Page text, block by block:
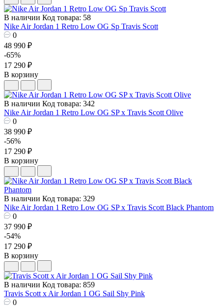
В наличии Код товара: 58
Nike Air Jordan 1 Retro Low OG Sp Travis Scott
0
48 990 ₽
-65%
17 290 ₽
В корзину
В наличии Код товара: 342
Nike Air Jordan 1 Retro Low OG SP x Travis Scott Olive
0
38 990 ₽
-56%
17 290 ₽
В корзину
В наличии Код товара: 329
Nike Air Jordan 1 Retro Low OG SP x Travis Scott Black Phantom
0
37 990 ₽
-54%
17 290 ₽
В корзину
В наличии Код товара: 859
Travis Scott x Air Jordan 1 OG Sail Shy Pink
0